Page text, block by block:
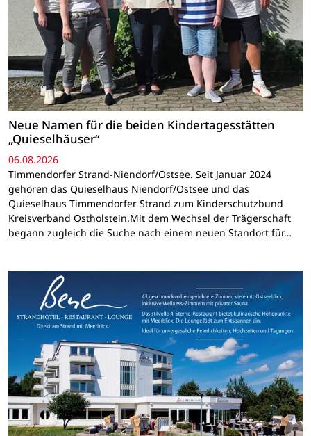
Neue Namen für die beiden Kindertagesstätten
„Quieselhäuser“
06.08.2026
Timmendorfer Strand-Niendorf/Ostsee. Seit Januar 2024
gehören das Quieselhaus Niendorf/Ostsee und das
Quieselhaus Timmendorfer Strand zum Kinderschutzbund
Kreisverband Ostholstein.Mit dem Wechsel der Trägerschaft
begann zugleich die Suche nach einem neuen Standort für…